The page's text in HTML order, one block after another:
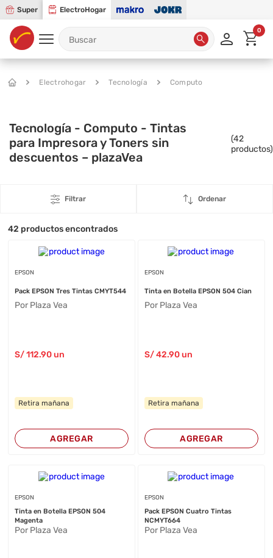
Super ElectroHogar
0
Electrohogar Tecnología Computo
Tecnología - Computo - Tintas
para Impresora y Toners sin
descuentos – plazaVea
(42
productos)
Filtrar Ordenar
42 productos encontrados
EPSON
Pack EPSON Tres Tintas CMYT544
Por Plaza Vea
S/112.90 un
Retira mañana
AGREGAR
EPSON
Tinta en Botella EPSON 504 Cian
Por Plaza Vea
S/42.90un
Retira mañana
AGREGAR
EPSON
Tinta en Botella EPSON 504
Magenta
Por Plaza Vea
EPSON
Pack EPSON Cuatro Tintas
NCMYT664
Por Plaza Vea